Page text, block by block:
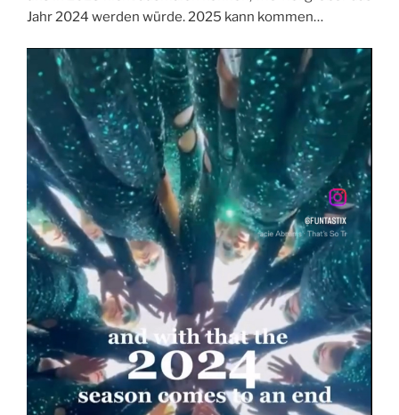
Jahr 2024 werden würde. 2025 kann kommen…